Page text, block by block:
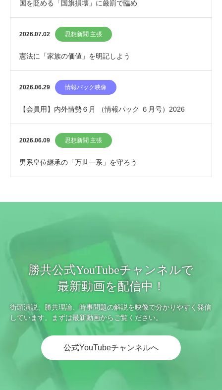
国を貶める「国旗損壊」に厳罰で臨め
2026.07.02 思想新聞 主張
憲法に「家族の価値」を明記しよう
2026.06.29 情報パック映像
【会員用】内外情勢６月 （情報パック ６月号）2026
2026.06.09 思想新聞 主張
男系皇位継承の「万世一系」を守ろう
勝共公式YouTubeチャンネルで
最新動画を配信中！
街頭演説、勝共理論、時事問題の解説を映像で分かりやすく発信
しています。まずは最新動画からご覧ください。
公式YouTubeチャンネルへ